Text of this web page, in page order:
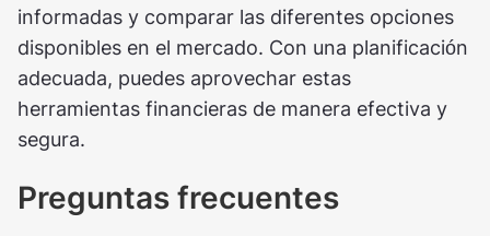
informadas y comparar las diferentes opciones
disponibles en el mercado. Con una planificación
adecuada, puedes aprovechar estas
herramientas financieras de manera efectiva y
segura.
Preguntas frecuentes